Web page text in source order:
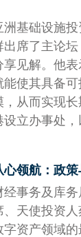
洲基础设施
出席了主论
享见解。他
能使其具备
，从而实现
设立办事处，
心领航：政
经事务及库
、天使投资
字资产领域